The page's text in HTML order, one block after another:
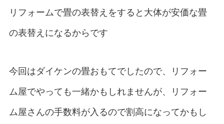
リフォームで畳の表替えをすると大体が安価な畳
の表替えになるからです
今回はダイケンの畳おもてでしたので、リフォー
ム屋でやっても一緒かもしれませんが、リフォー
ム屋さんの手数料が入るので割高になってかもし